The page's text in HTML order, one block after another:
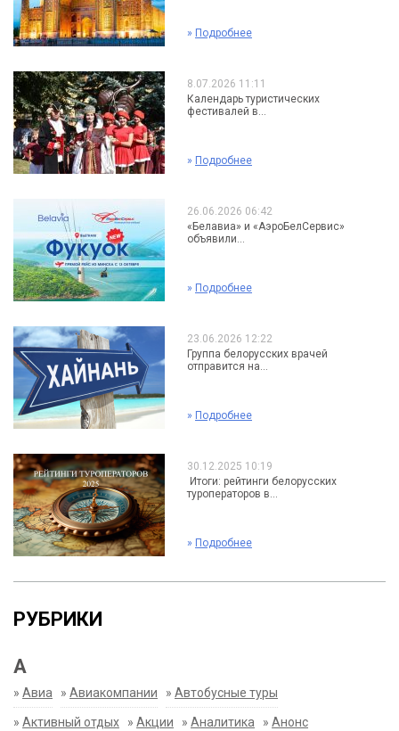
» Подробнее
8.07.2026 11:11
Календарь туристических
фестивалей в...
» Подробнее
26.06.2026 06:42
«Белавиа» и «АэроБелСервис»
объявили...
» Подробнее
23.06.2026 12:22
Группа белорусских врачей
отправится на...
» Подробнее
30.12.2025 10:19
Итоги: рейтинги белорусских
туроператоров в...
» Подробнее
РУБРИКИ
А
» Авиа » Авиакомпании » Автобусные туры
» Активный отдых » Акции » Аналитика » Анонс